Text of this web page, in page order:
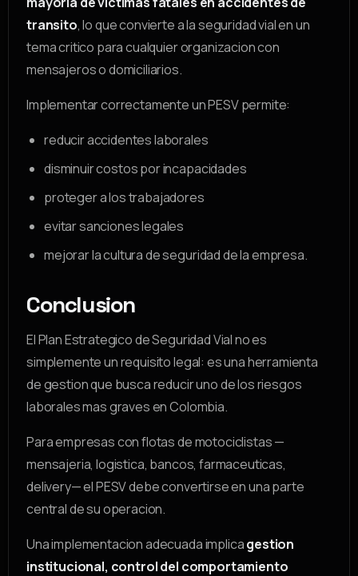
transito, lo que convierte a la seguridad vial en un
tema critico para cualquier organizacion con
mensajeros o domiciliarios.
Implementar correctamente un PESV permite:
reducir accidentes laborales
disminuir costos por incapacidades
proteger a los trabajadores
evitar sanciones legales
mejorar la cultura de seguridad de la empresa.
Conclusion
El Plan Estrategico de Seguridad Vial no es
simplemente un requisito legal: es una herramienta
de gestion que busca reducir uno de los riesgos
laborales mas graves en Colombia.
Para empresas con flotas de motociclistas —
mensajeria, logistica, bancos, farmaceuticas,
delivery— el PESV debe convertirse en una parte
central de su operacion.
Una implementacion adecuada implicagestion
institucional, control del comportamiento